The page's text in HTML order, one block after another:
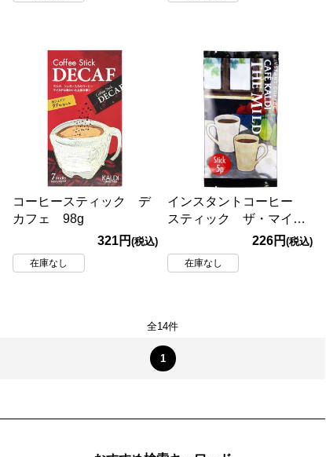
コーヒースティック デ
カフェ 98g
321円(税込)
在庫なし
インスタントコーヒー
スティック ザ・マイル
226円 (税込)
在庫なし
全14件
1